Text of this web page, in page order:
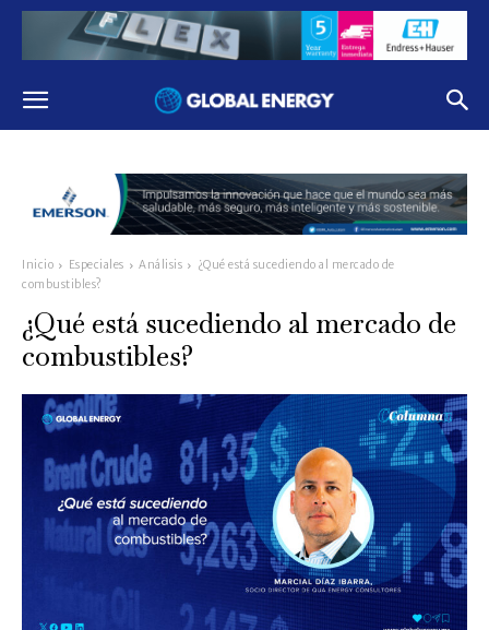
Inicio Especiales Análisis
¿Qué está sucediendo al mercado de
combustibles?
¿Qué está sucediendo al mercado de
combustibles?